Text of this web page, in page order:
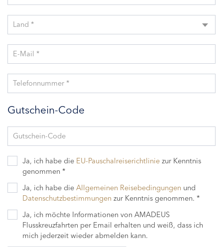
Land *
E-Mail *
Telefonnummer *
Gutschein-Code
Gutschein-Code
Ja, ich habe die EU-Pauschalreiserichtlinie zur Kenntnis
genommen *
Ja, ich habe die Allgemeinen Reisebedingungen und
Datenschutzbestimmungen zur Kenntnis genommen. *
Ja, ich möchte Informationen von AMADEUS
Flusskreuzfahrten per Email erhalten und weiß, dass ich
mich jederzeit wieder abmelden kann.